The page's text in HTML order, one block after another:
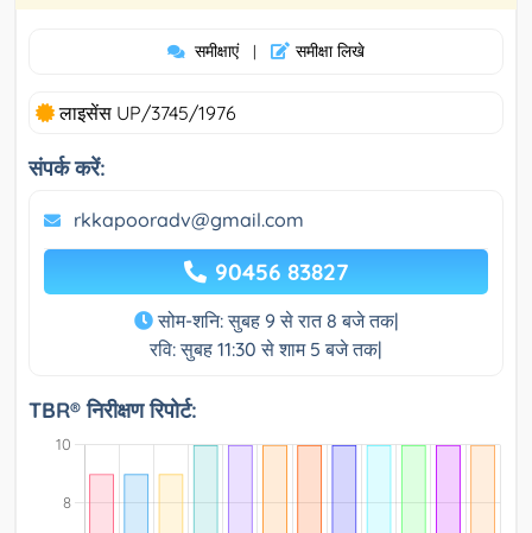
समीक्षाएं | समीक्षा लिखे
लाइसेंस UP/3745/1976
संपर्क करें:
rkkapooradv@gmail.com
90456 83827
सोम-शनि: सुबह 9 से रात 8 बजे तक|
रवि: सुबह 11:30 से शाम 5 बजे तक|
TBR® निरीक्षण रिपोर्ट: